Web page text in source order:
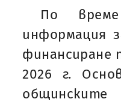
По
информация
финансиране
2026 г.